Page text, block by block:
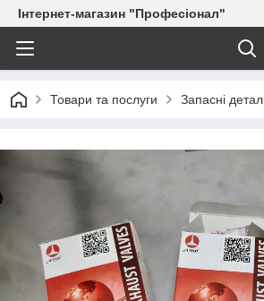
Інтернет-магазин "Професіонал"
Товари та послуги Запасні